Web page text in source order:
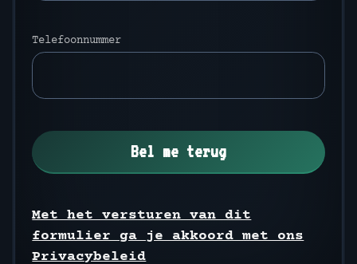
Telefoonnummer
Met het versturen van dit
formulier ga je akkoord met ons
Privacybeleid